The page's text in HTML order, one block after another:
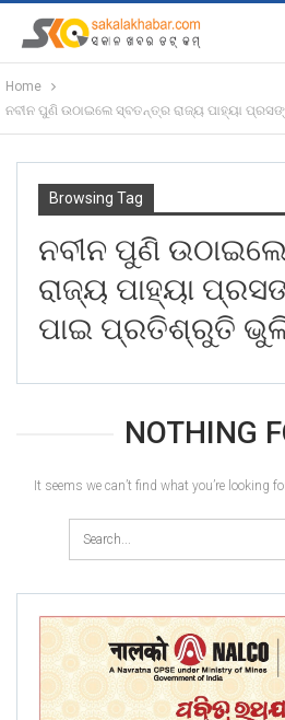
Home
ନବୀନ ପୁଣି ଉଠାଇଲେ ସ୍ବତନ୍ତ୍ର ରାଜ୍ୟ ପାହ୍ୟା
Browsing Tag
ନବୀନ ପୁଣି
ରାଜ୍ୟ ପାହ୍ୟା
ପାଇ ପ୍ରତିଶ୍ରୁତି
NOTHING
It seems we can’t find what you’re looking